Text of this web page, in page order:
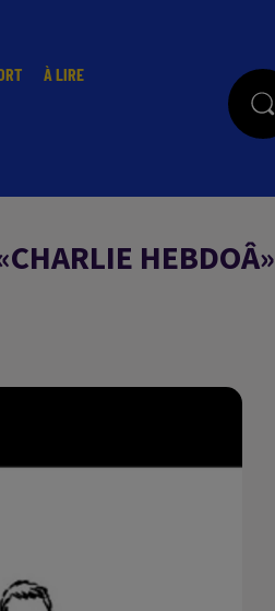
À LIRE
HEBDOÂ»